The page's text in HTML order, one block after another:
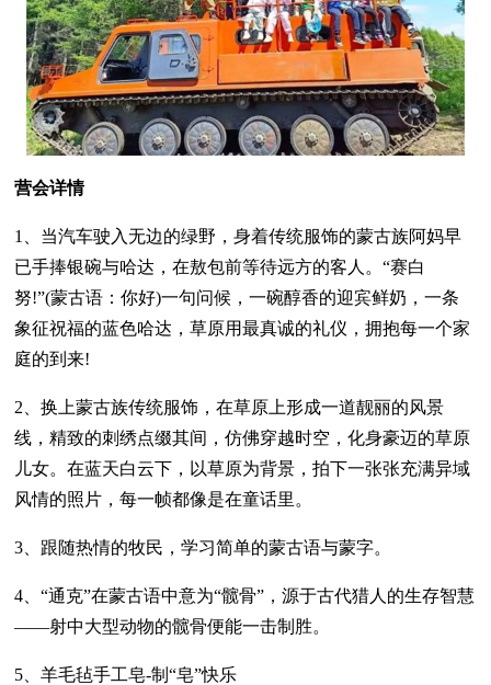
营会详情
1、当汽车驶入无边的绿野，身着传统服饰的蒙古族阿妈早
已手捧银碗与哈达，在敖包前等待远方的客人。“赛白
努!”(蒙古语：你好)一句问候，一碗醇香的迎宾鲜奶，一条
象征祝福的蓝色哈达，草原用最真诚的礼仪，拥抱每一个家
庭的到来!
2、换上蒙古族传统服饰，在草原上形成一道靓丽的风景
线，精致的刺绣点缀其间，仿佛穿越时空，化身豪迈的草原
儿女。在蓝天白云下，以草原为背景，拍下一张张充满异域
风情的照片，每一帧都像是在童话里。
3、跟随热情的牧民，学习简单的蒙古语与蒙字。
4、“通克”在蒙古语中意为“髋骨”，源于古代猎人的生存智慧
——射中大型动物的髋骨便能一击制胜。
5、羊毛毡手工皂-制“皂”快乐